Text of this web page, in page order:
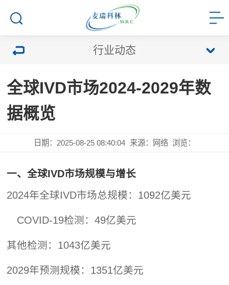
行业动态
全球IVD市场2024-2029年数
据概览
日期：2025-08-25 08:40:04 来源：网络 浏览：
一、全球IVD市场规模与增长
2024年全球IVD市场总规模：1092亿美元
COVID-19检测：49亿美元
其他检测：1043亿美元
2029年预测规模：1351亿美元